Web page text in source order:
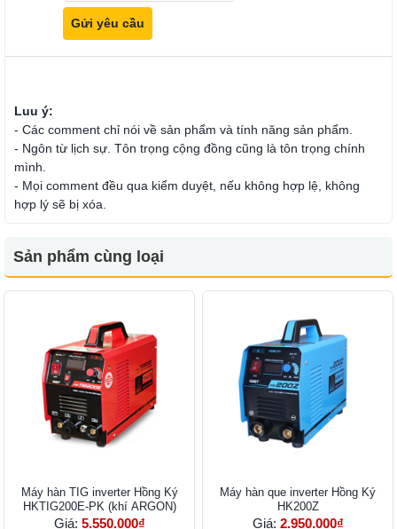
Luu ý:
- Các comment chỉ nói về sản phẩm và tính năng sản phẩm.
- Ngôn từ lịch sự. Tôn trọng cộng đồng cũng là tôn trọng chính
mình.
- Mọi comment đều qua kiểm duyệt, nếu không hợp lệ, không
hợp lý sẽ bị xóa.
Sản phẩm cùng loại
Máy hàn TIG inverter Hồng Ký
HKTIG200E-PK (khí ARGON)
Giá: 5.550.000₫
Máy hàn que inverter Hồng Ký
HK200Z
Giá: 2.950.000₫